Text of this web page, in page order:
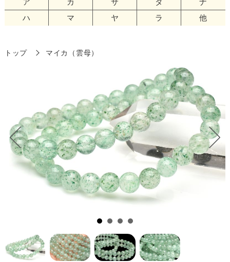
ハ
マ ヤ ラ 他
トップ マイカ（雲母）